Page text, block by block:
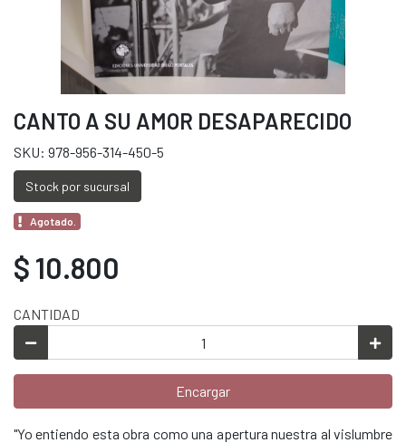
CANTO A SU AMOR DESAPARECIDO
SKU: 978-956-314-450-5
Stock por sucursal
Agotado.
$ 10.800
CANTIDAD
Encargar
"Yo entiendo esta obra como una apertura nuestra al vislumbre